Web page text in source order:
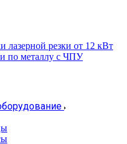
резки от 12 кВт
по металлу с ЧПУ